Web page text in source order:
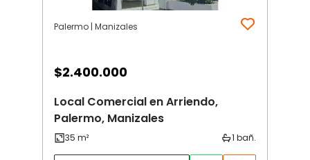
Palermo | Manizales
$2.400.000
Local Comercial en Arriendo,
Palermo, Manizales